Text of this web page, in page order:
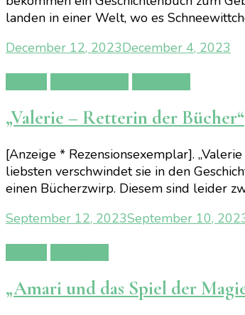
landen in einer Welt, wo es
December 12, 2023December 4, 2023
„Valerie – Retterin der Bücher“
[Anzeige * Rezensionsexemplar].
liebsten verschwindet sie in den
einen Bücherzwirp. Diesem sind leider
September 12, 2023September 10,
„Amari und das Spiel der